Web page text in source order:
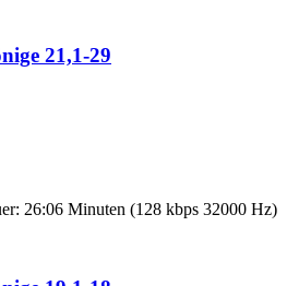
21,1-29
26:06 Minuten (128 kbps 32000 Hz)